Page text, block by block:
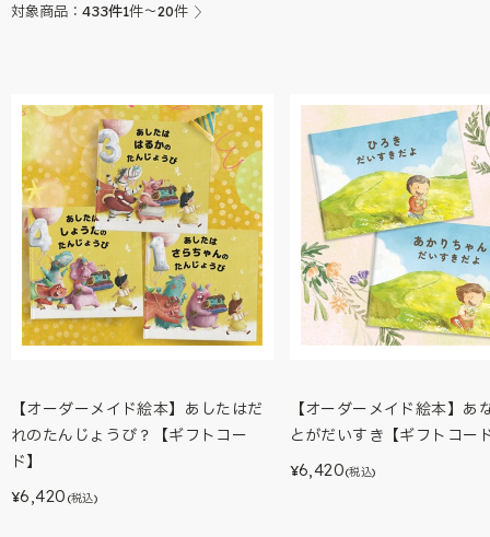
対象商品： 433件1件～20件
【オーダーメイド絵本】あしたはだ
れのたんじょうび？【ギフトコー
ド】
¥6,420 (税込)
【オーダーメイド絵本】あ
とがだいすき【ギフトコー
¥6,420(税込)